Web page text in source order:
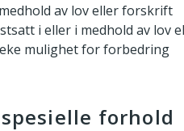
av lov eller forskrift
i eller i medhold av lov
mulighet for forbedring
forhold